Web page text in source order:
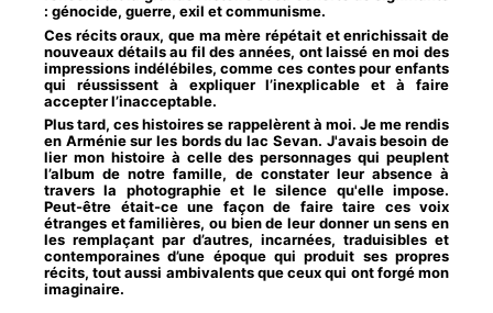
: génocide, guerre, exil et communisme.
Ces récits oraux, que ma mère répétait et enrichissait de
nouveaux détails au fil des années, ont laissé en moi des
impressions indélébiles, comme ces contes pour enfants
qui réussissent à expliquer l’inexplicable et à faire
accepter l’inacceptable.
Plus tard, ces histoires se rappelèrent à moi. Je me rendis
en Arménie sur les bords du lac Sevan. J'avais besoin de
lier mon histoire à celle des personnages qui peuplent
l’album de notre famille, de constater leur absence à
travers la photographie et le silence qu'elle impose.
Peut-être était-ce une façon de faire taire ces voix
étranges et familières, ou bien de leur donner un sens en
les remplaçant par d’autres, incarnées, traduisibles et
contemporaines d’une époque qui produit ses propres
récits, tout aussi ambivalents que ceux qui ont forgé mon
imaginaire.